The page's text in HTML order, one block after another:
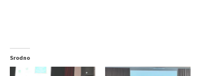
Srodno